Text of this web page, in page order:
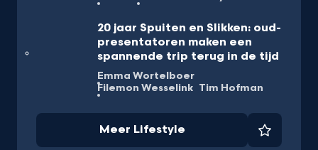
20 jaar Spuiten en Slikken: oud-
presentatoren maken een
spannende trip terug in de tijd
Emma Wortelboer
Filemon Wesselink Tim Hofman
Meer Lifestyle Favoriet